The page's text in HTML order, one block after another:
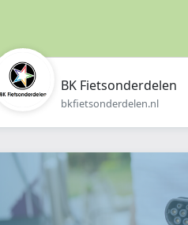
BK Fietsonderdelen
bkfietsonderdelen.nl